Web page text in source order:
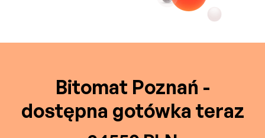
Bitomat Poznań -
dostępna gotówka teraz